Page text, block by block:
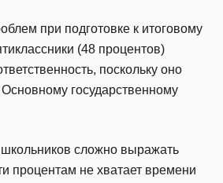
при подготовке к итоговому
(48 процентов)
поскольку оно
государственному
сложно выражать
процентам не хватает времени